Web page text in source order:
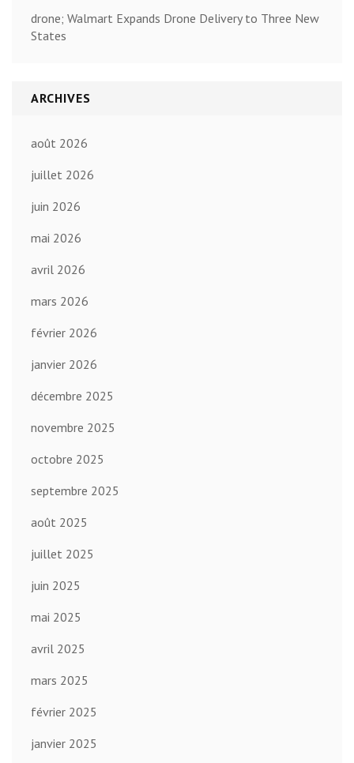
drone; Walmart Expands Drone Delivery to Three New
States
ARCHIVES
août 2026
juillet 2026
juin 2026
mai 2026
avril 2026
mars 2026
février 2026
janvier 2026
décembre 2025
novembre 2025
octobre 2025
septembre 2025
août 2025
juillet 2025
juin 2025
mai 2025
avril 2025
mars 2025
février 2025
janvier 2025